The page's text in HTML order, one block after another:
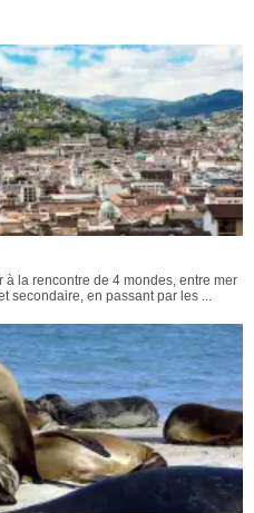
la rencontre de 4 mondes, entre mer
secondaire, en passant par les ...